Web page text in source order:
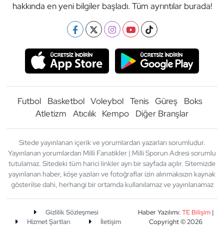
hakkında en yeni bilgiler başladı. Tüm ayrıntılar burada!
Futbol Basketbol Voleybol Tenis Güreş
Boks
Atletizm
Atıcılık Kempo Diğer Branşlar
Sitede yayınlanan içerik ve yorumlardan yazarları sorumludur.
Yayınlanan yorumlardan Milli Fanatikler | Milli Sporun Adresi sorumlu
tutulamaz. Sitedeki tüm harici linkler ayrı bir sayfada açılır. Sitemizde
yayınlanan haber, köşe yazıları ve fotoğraflar izin alınmaksızın kaynak
gösterilse dahi, herhangi bir ortamda kullanılamaz ve yayınlanamaz
Gizlilik Sözleşmesi
Hizmet Şartları
İletişim
Haber Yazılımı:TE Bilişim|
Copyright © 2026